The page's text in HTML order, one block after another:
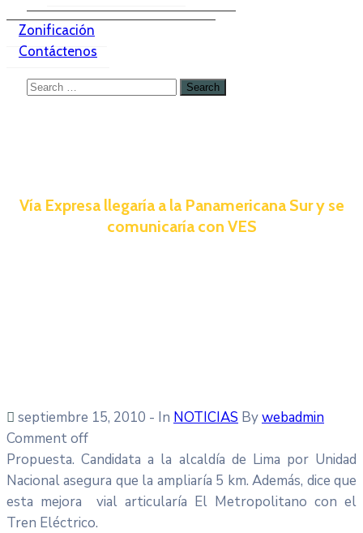
Zonificación
Contáctenos
Vía Expresa llegaría a la Panamericana Sur y se
comunicaría con VES
septiembre 15, 2010 - In NOTICIAS Bywebadmin
Comment off
Propuesta. Candidata a la alcaldía de Lima por Unidad
Nacional asegura que la ampliaría 5 km. Además, dice que
esta mejora vial articularía El Metropolitano con el
Tren Eléctrico.